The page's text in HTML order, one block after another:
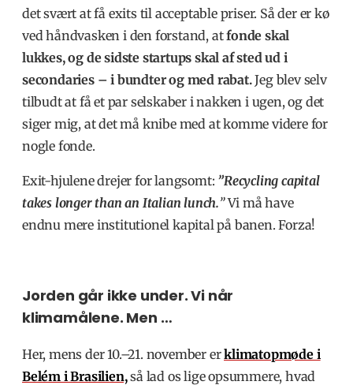
det svært at få exits til acceptable priser. Så der er kø
ved håndvasken i den forstand, atfonde skal
lukkes, og de sidste startups skal af sted ud i
secondaries – i bundter og med rabat.Jeg blev selv
tilbudt at få et par selskaber i nakken i ugen, og det
siger mig, at det må knibe med at komme videre for
nogle fonde.
Exit-hjulene drejer for langsomt: ”Recycling capital
takes longer than an Italian lunch.”Vi må have
endnu mere institutionel kapital på banen. Forza!
Jorden går ikke under. Vi når
klimamålene. Men …
Her, mens der 10.–21. november erklimatopmøde i
Belém i Brasilien,så lad os lige opsummere, hvad